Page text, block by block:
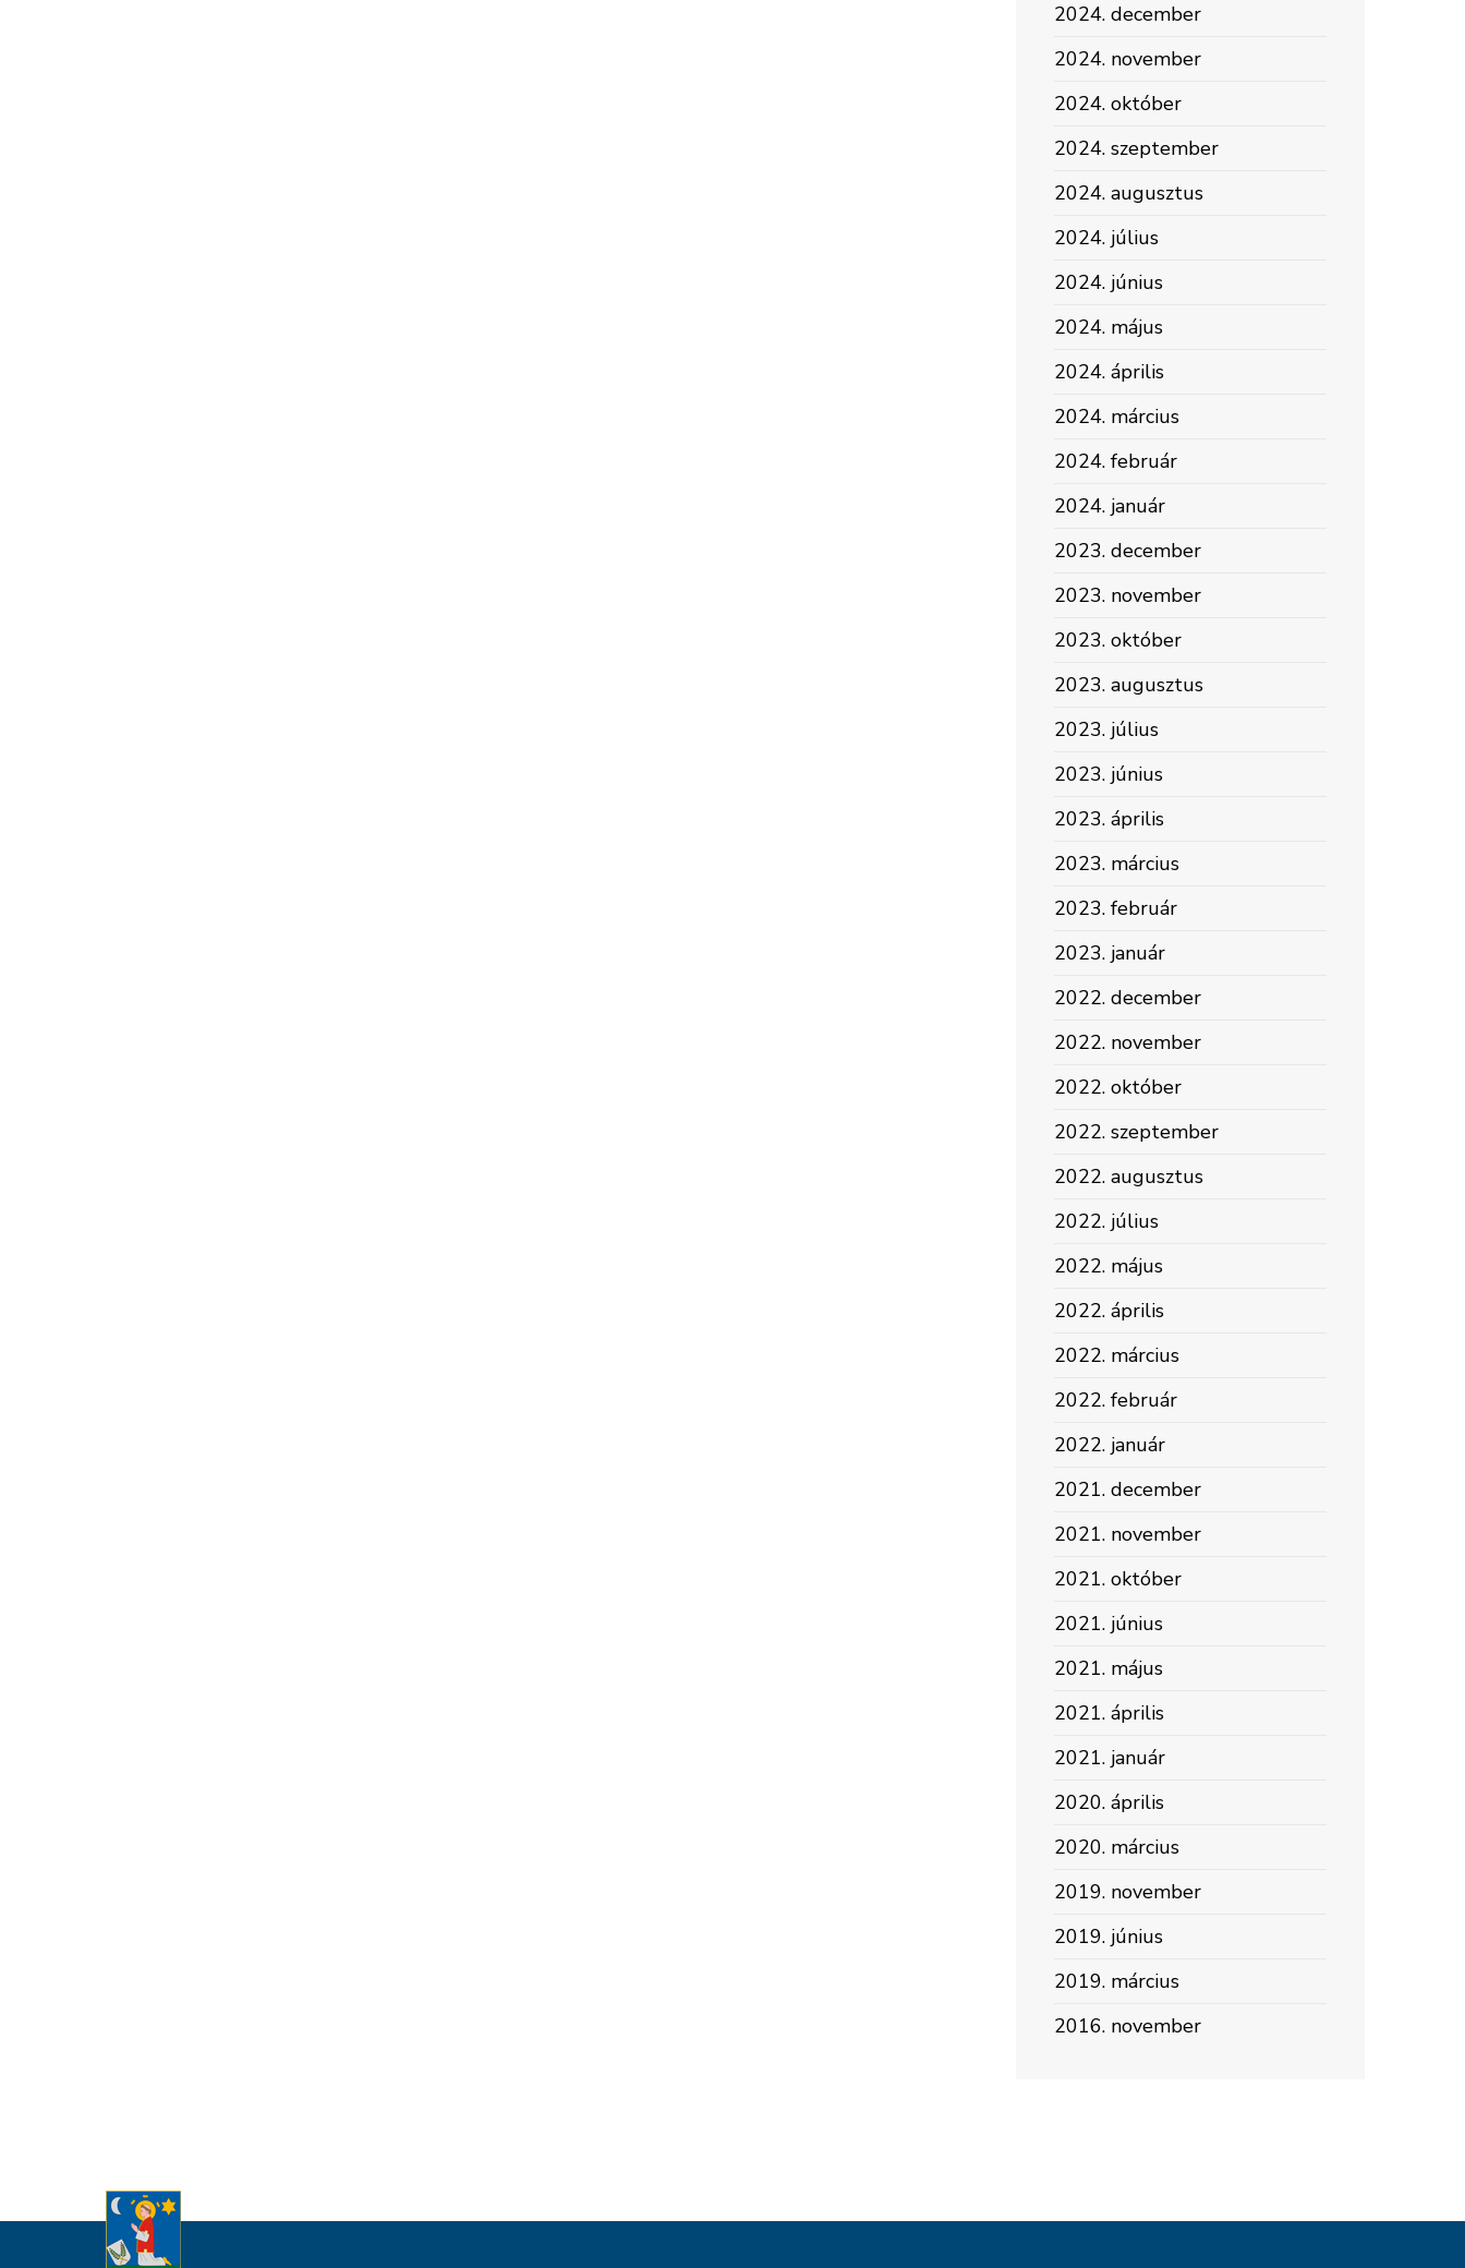
2024. december
2024. november
2024. október
2024. szeptember
2024. augusztus
2024. július
2024. június
2024. május
2024. április
2024. március
2024. február
2024. január
2023. december
2023. november
2023. október
2023. augusztus
2023. július
2023. június
2023. április
2023. március
2023. február
2023. január
2022. december
2022. november
2022. október
2022. szeptember
2022. augusztus
2022. július
2022. május
2022. április
2022. március
2022. február
2022. január
2021. december
2021. november
2021. október
2021. június
2021. május
2021. április
2021. január
2020. április
2020. március
2019. november
2019. június
2019. március
2016. november